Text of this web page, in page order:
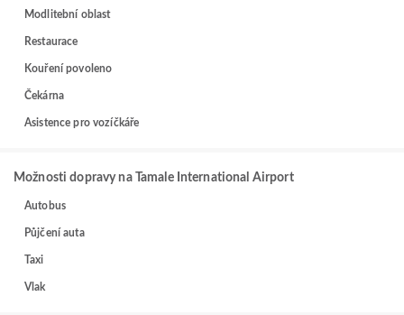
Modlitební oblast
Restaurace
Kouření povoleno
Čekárna
Asistence pro vozíčkáře
Možnosti dopravy na Tamale International Airport
Autobus
Půjčení auta
Taxi
Vlak